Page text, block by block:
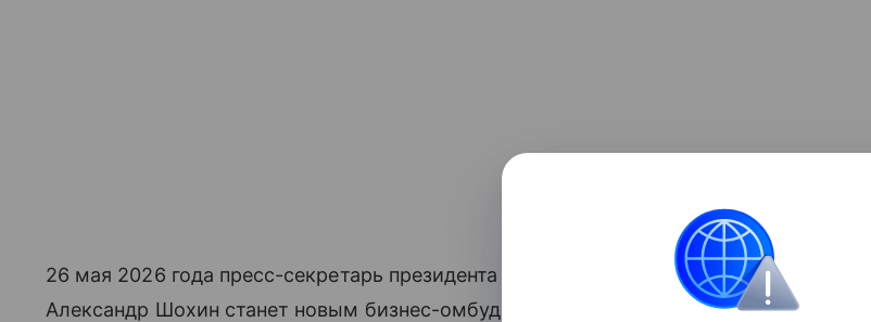
26 мая 2026 года пресс-секретарь президента России Дмитрий Песков сообщил, что
Александр Шохин станет новым бизнес-омбудсменом. До этого президент Владимир